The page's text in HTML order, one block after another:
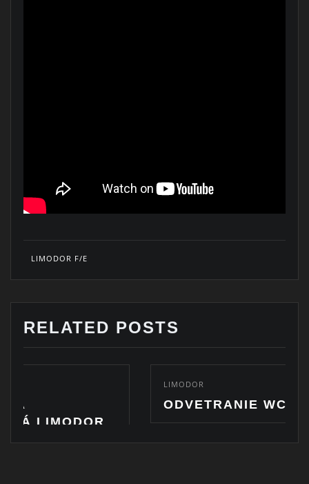
LIMODOR F/E
RELATED POSTS
ODVETRANIE WC MISY